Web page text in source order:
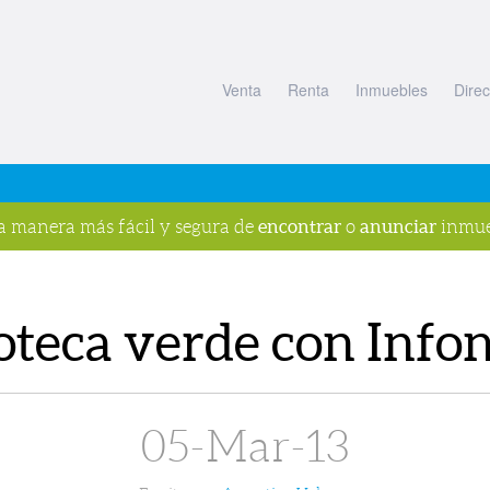
Venta Renta Inmuebles
manera más fácil y segura de encontrar o anunciar
verde con
05-Mar-13